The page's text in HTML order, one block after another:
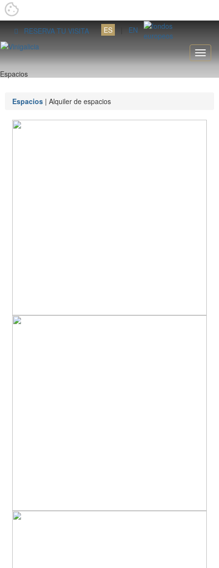
RESERVA TU VISITA ES EN
Espacios
Espacios | Alquiler de espacios